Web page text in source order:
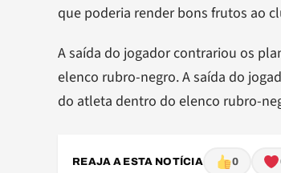
que poderia render bons frutos ao
A saída do jogador contrariou os
elenco rubro-negro. A saída do
do atleta dentro do elenco rubro-
REAJA A ESTA NOTÍCIA 0